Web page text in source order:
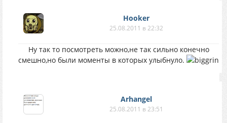
Hooker
25.08.2011 в 22:32
Ну так то посмотреть можно,не так сильно конечно
смешно,но были моменты в которых улыбнуло.
Arhangel
25.08.2011 в 23:51